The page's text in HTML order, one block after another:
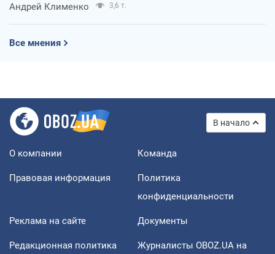
Андрей Клименко 3,6 т.
Все мнения
В начало
О компании Команда
Правовая информация
Политика
конфиденциальности
Реклама на сайте Документы
Редакционная политика
Журналисты OBOZ.UA на